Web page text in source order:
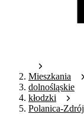
Mieszkania
dolnośląskie
kłodzki
Polanica-Zdrój